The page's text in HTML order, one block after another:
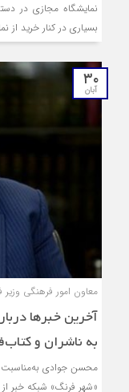
نمایشگاه مجازی در
بسیاری در کنار خرید از
۳۰
آبان
معاون امور فرهنگی
آخرین خبر‌ها
به ناشران و
محسن جوادی به‌مناسبت
«شهر فرنگ» شبکه خبر از